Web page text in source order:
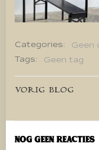
Categories:
Geen
Tags:
Geen tag
Bericht
VORIG BLOG
Nog geen reacties